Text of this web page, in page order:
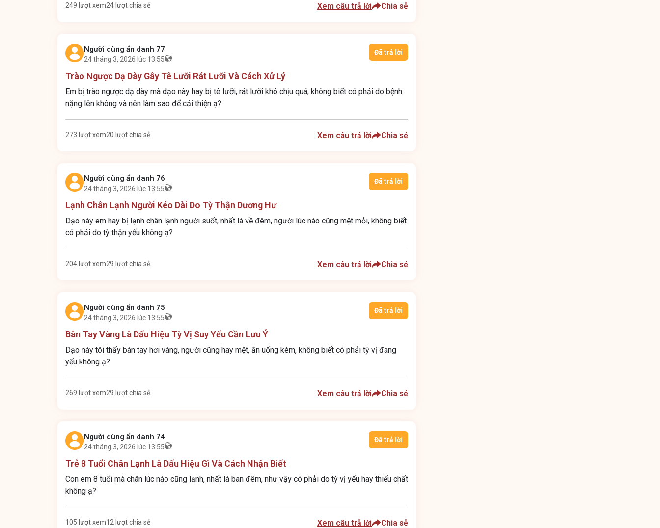
249 lượt xem24 lượt chia sẻ Xem câu trả lời Chia sẻ
Người dùng ẩn danh 77
24 tháng 3, 2026 lúc 13:55
Đã trả lời
Trào Ngược Dạ Dày Gây Tê Lưỡi Rát Lưỡi Và Cách Xử Lý
Em bị trào ngược dạ dày mà dạo này hay bị tê lưỡi, rát lưỡi khó chịu quá, không biết có phải do bệnh
nặng lên không và nên làm sao để cải thiện ạ?
273 lượt xem20 lượt chia sẻ Xem câu trả lời Chia sẻ
Người dùng ẩn danh 76
24 tháng 3, 2026 lúc 13:55
Đã trả lời
Lạnh Chân Lạnh Người Kéo Dài Do Tỳ Thận Dương Hư
Dạo này em hay bị lạnh chân lạnh người suốt, nhất là về đêm, người lúc nào cũng mệt mỏi, không biết
có phải do tỳ thận yếu không ạ?
204 lượt xem29 lượt chia sẻ Xem câu trả lời Chia sẻ
Người dùng ẩn danh 75
24 tháng 3, 2026 lúc 13:55
Đã trả lời
Bàn Tay Vàng Là Dấu Hiệu Tỳ Vị Suy Yếu Cần Lưu Ý
Dạo này tôi thấy bàn tay hơi vàng, người cũng hay mệt, ăn uống kém, không biết có phải tỳ vị đang
yếu không ạ?
269 lượt xem29 lượt chia sẻ Xem câu trả lời Chia sẻ
Người dùng ẩn danh 74
24 tháng 3, 2026 lúc 13:55
Đã trả lời
Trẻ 8 Tuổi Chân Lạnh Là Dấu Hiệu Gì Và Cách Nhận Biết
Con em 8 tuổi mà chân lúc nào cũng lạnh, nhất là ban đêm, như vậy có phải do tỳ vị yếu hay thiếu chất
không ạ?
105 lượt xem12 lượt chia sẻ Xem câu trả lời Chia sẻ